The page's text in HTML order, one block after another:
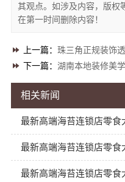
其观点。如涉及内容，版权
在第一时间删除内容！
上一篇： 珠三角正规装饰透
下一篇： 湖南本地装修美
相关新闻
最新高端海苔连锁店零食
最新高端海苔连锁店零食
最新高端海苔连锁店零食